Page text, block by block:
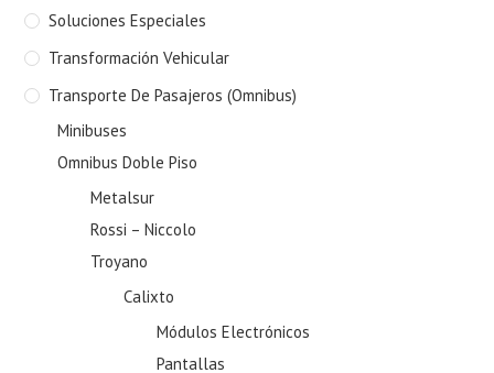
Soluciones Especiales
Transformación Vehicular
Transporte De Pasajeros (Omnibus)
Minibuses
Omnibus Doble Piso
Metalsur
Rossi – Niccolo
Troyano
Calixto
Módulos Electrónicos
Pantallas